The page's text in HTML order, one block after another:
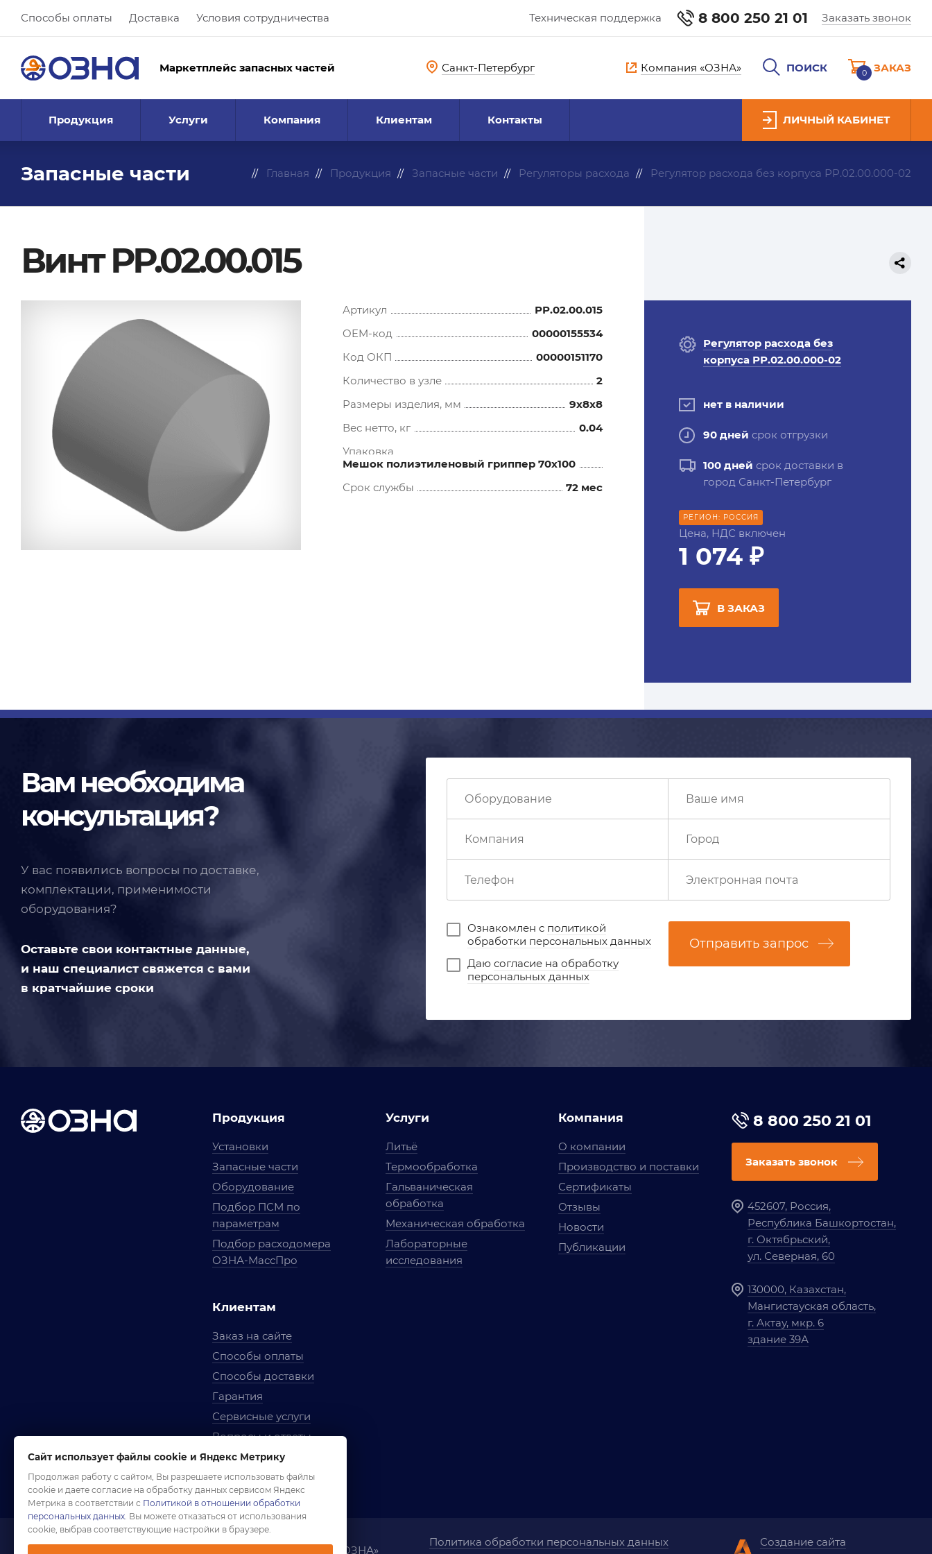
Способы оплаты Доставка Условия сотрудничества Техническая поддержка 8 800 250 21 01 Заказать звонок
Маркетплейс запасных частей Санкт-Петербург Компания «ОЗНА» ПОИСК 0 ЗАКАЗ
Продукция Услуги Компания Клиентам Контакты ЛИЧНЫЙ КАБИНЕТ
Запасные части Главная Продукция Запасные части Регуляторы расхода Регулятор расхода без корпуса РР.02.00.000-02
Винт РР.02.00.015
Артикул
РР.02.00.015
OEM-код
00000155534
Код ОКП
00000151170
Количество в узле
2
Размеры изделия, мм
9x8x8
Вес нетто, кг
0.04
Упаковка
Мешок полиэтиленовый гриппер 70х100
Срок службы
72 мес
Регулятор расхода без
корпуса РР.02.00.000-02
нет в наличии
90 дней срок отгрузки
100 дней срок доставки в
город Санкт-Петербург
РЕГИОН: РОССИЯ
Цена, НДС включен
1 074 ₽
В ЗАКАЗ
Вам необходима
консультация?
У вас появились вопросы по доставке,
комплектации, применимости
оборудования?
Оставьте свои контактные данные,
и наш специалист свяжется с вами
в кратчайшие сроки
Ознакомлен с политикой
обработки персональных данных
Даю согласие на обработку
персональных данных
Отправить запрос
Продукция
Установки
Запасные части
Оборудование
Подбор ПСМ по
параметрам
Подбор расходомера
ОЗНА-МассПро
Клиентам
Заказ на сайте
Способы оплаты
Способы доставки
Гарантия
Сервисные услуги
Вопросы и ответы
Условия сотрудничества
Правила использования
Услуги
Литьё
Термообработка
Гальваническая
обработка
Механическая обработка
Лабораторные
исследования
Компания
О компании
Производство и поставки
Сертификаты
Отзывы
Новости
Публикации
8 800 250 21 01
Заказать звонок
452607, Россия,
Республика Башкортостан,
г. Октябрьский,
ул. Северная, 60
130000, Казахстан,
Мангистауская область,
г. Актау, мкр. 6
здание 39А
Компания «ОЗНА»
Политика обработки персональных данных
Создание сайта
Сайт использует файлы cookie и Яндекс Метрику
Продолжая работу с сайтом, Вы разрешаете использовать файлы
cookie и даете согласие на обработку данных сервисом Яндекс
Метрика в соответствии с Политикой в отношении обработки
персональных данных. Вы можете отказаться от использования
cookie, выбрав соответствующие настройки в браузере.